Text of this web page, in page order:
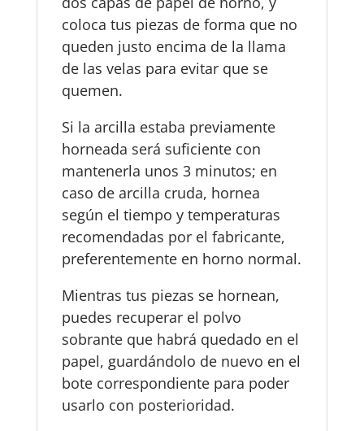
coloca tus piezas de forma que no
queden justo encima de la llama
de las velas para evitar que se
quemen.
Si la arcilla estaba previamente
horneada será suficiente con
mantenerla unos 3 minutos; en
caso de arcilla cruda, hornea
según el tiempo y temperaturas
recomendadas por el fabricante,
preferentemente en horno normal.
Mientras tus piezas se hornean,
puedes recuperar el polvo
sobrante que habrá quedado en el
papel, guardándolo de nuevo en el
bote correspondiente para poder
usarlo con posterioridad.